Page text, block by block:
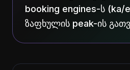
booking engines-ს (ka/
ზაფხულის peak-ის